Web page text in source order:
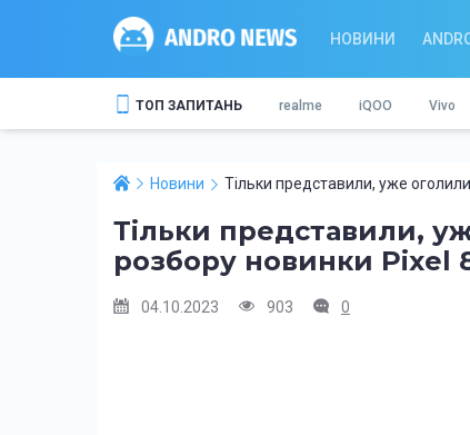
НОВИНИ
ТОП ЗАПИТАНЬ realme iQOO Vivo
Новини Тільки представили, уже
Тільки представили,
розбору новинки Pixel
04.10.2023 903 0